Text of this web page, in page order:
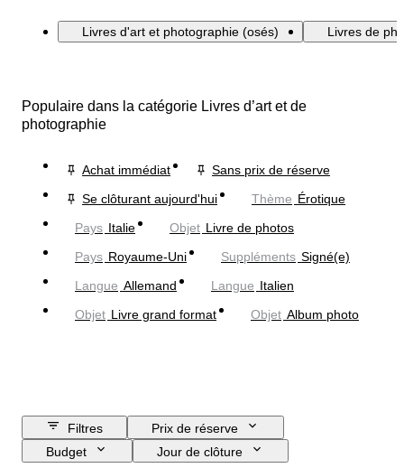
Livres d'art et photographie (osés) Livres de
Populaire dans la catégorie Livres d’art et de
photographie
Achat immédiat
Sans prix de réserve
Se clôturant aujourd'hui
Thème Érotique
Pays Italie Objet Livre de photos
Pays Royaume-Uni Suppléments Signé(e)
Langue Allemand Langue Italien
Objet Livre grand format Objet Album photo
Filtres
Prix de réserve
Budget
Jour de clôture